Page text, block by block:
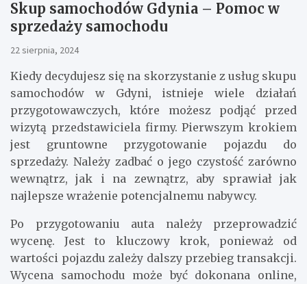
Skup samochodów Gdynia – Pomoc w
sprzedaży samochodu
22 sierpnia, 2024
Kiedy decydujesz się na skorzystanie z usług skupu
samochodów w Gdyni, istnieje wiele działań
przygotowawczych, które możesz podjąć przed
wizytą przedstawiciela firmy. Pierwszym krokiem
jest gruntowne przygotowanie pojazdu do
sprzedaży. Należy zadbać o jego czystość zarówno
wewnątrz, jak i na zewnątrz, aby sprawiał jak
najlepsze wrażenie potencjalnemu nabywcy.
Po przygotowaniu auta należy przeprowadzić
wycenę. Jest to kluczowy krok, ponieważ od
wartości pojazdu zależy dalszy przebieg transakcji.
Wycena samochodu może być dokonana online,